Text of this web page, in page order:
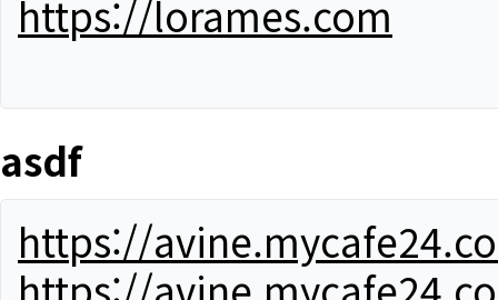
https://lorames.com
asdf
https://